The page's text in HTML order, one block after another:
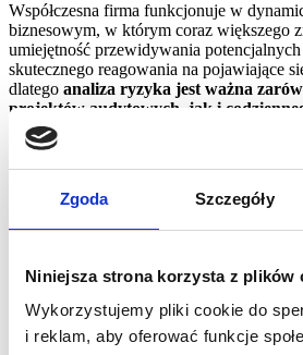
Zgoda Szczegóły
Niniejsza strona korzysta z plików
Wykorzystujemy pliki cookie do
i reklam, aby oferować funkcje
Współczesna firma funkcjonuje w
biznesowym, w którym coraz większego
umiejętność przewidywania
skutecznego reagowania na pojawiające
dlatego analiza ryzyka jest ważna
projektów audytowych, jak i
organizacji
. Dzięki analizie ryzyka
wcześniej zidentyfikować ryzyko
operacyjnymi, zgodnością regulacyjną
Waga analizy ryzyka w
wpływu na działalność organizacji
wystąpienia zagrożeń. W praktyce